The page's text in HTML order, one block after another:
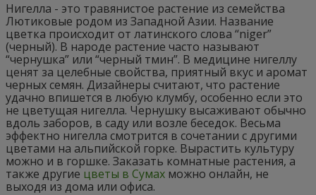
Нигелла - это травянистое растение из семейства
Лютиковые родом из Западной Азии. Название
цветка происходит от латинского слова “niger”
(черный). В народе растение часто называют
“чернушка” или “черный тмин”. В медицине нигеллу
ценят за целебные свойства, приятный вкус и аромат
черных семян. Дизайнеры считают, что растение
удачно впишется в любую клумбу, особенно если это
не цветущая нигелла. Чернушку высаживают обычно
вдоль заборов, в саду или возле беседок. Весьма
эффектно нигелла смотрится в сочетании с другими
цветами на альпийской горке. Вырастить культуру
можно и в горшке. Заказать комнатные растения, а
также другие цветы в Сумах можно онлайн, не
выходя из дома или офиса.